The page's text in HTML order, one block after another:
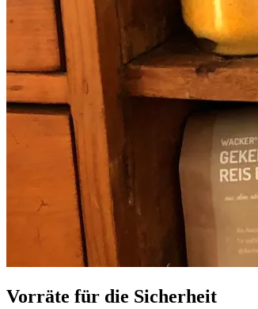
Vorräte für die Sicherheit